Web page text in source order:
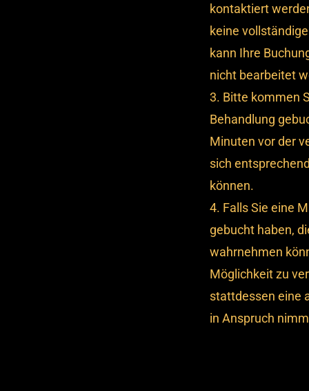
kontaktiert
keine
kann Ihre
nicht bearbeitet
Bitte kommen
Behandlung
Minuten vor der
sich
können.
Falls Sie eine
gebucht haben,
wahrnehmen
Möglichkeit zu
stattdessen eine
in Anspruch